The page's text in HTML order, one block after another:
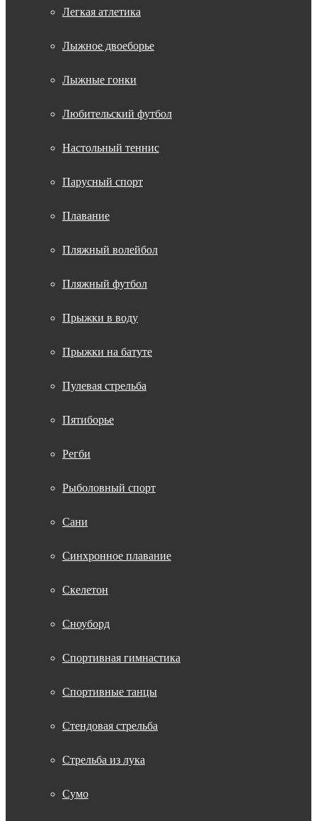
Легкая атлетика
Лыжное двоеборье
Лыжные гонки
Любительский футбол
Настольный теннис
Парусный спорт
Плавание
Пляжный волейбол
Пляжный футбол
Прыжки в воду
Прыжки на батуте
Пулевая стрельба
Пятиборье
Регби
Рыболовный спорт
Сани
Синхронное плавание
Скелетон
Сноуборд
Спортивная гимнастика
Спортивные танцы
Стендовая стрельба
Стрельба из лука
Сумо